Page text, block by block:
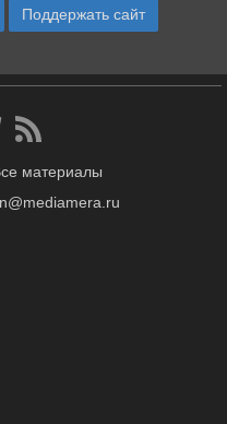
Поддержать сайт
материалы